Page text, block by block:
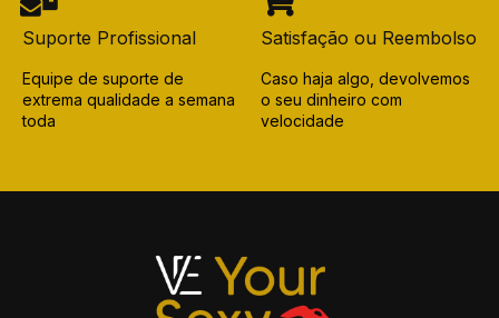
Suporte Profissional
Equipe de suporte de
extrema qualidade a semana
toda
Satisfação ou Reembolso
Caso haja algo, devolvemos
o seu dinheiro com
velocidade